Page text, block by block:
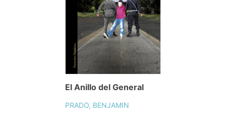
El Anillo del General
PRADO, BENJAMIN